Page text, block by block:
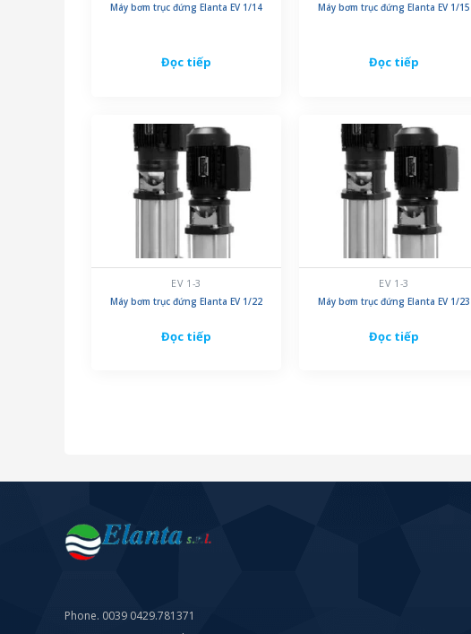
Máy bơm trục đứng Elanta EV 1/14
Đọc tiếp
Máy bơm trục đứng Elanta EV 1/15
Đọc tiếp
EV 1-3
Máy bơm trục đứng Elanta EV 1/22
Đọc tiếp
EV 1-3
Máy bơm trục đứng Elanta EV 1/23
Đọc tiếp
Phone. 0039 0429.781371